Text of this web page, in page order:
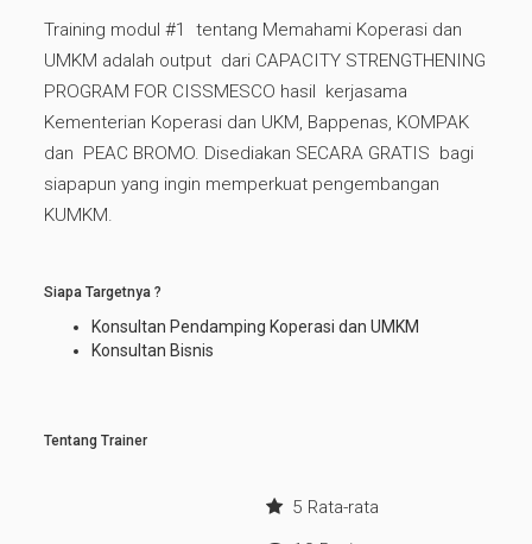
Training modul #1 tentang Memahami Koperasi dan
UMKM adalah output dari CAPACITY STRENGTHENING
PROGRAM FOR CISSMESCO hasil kerjasama
Kementerian Koperasi dan UKM, Bappenas, KOMPAK
dan PEAC BROMO. Disediakan SECARA GRATIS bagi
siapapun yang ingin memperkuat pengembangan
KUMKM.
Siapa Targetnya ?
Konsultan Pendamping Koperasi dan UMKM
Konsultan Bisnis
Tentang Trainer
5 Rata-rata